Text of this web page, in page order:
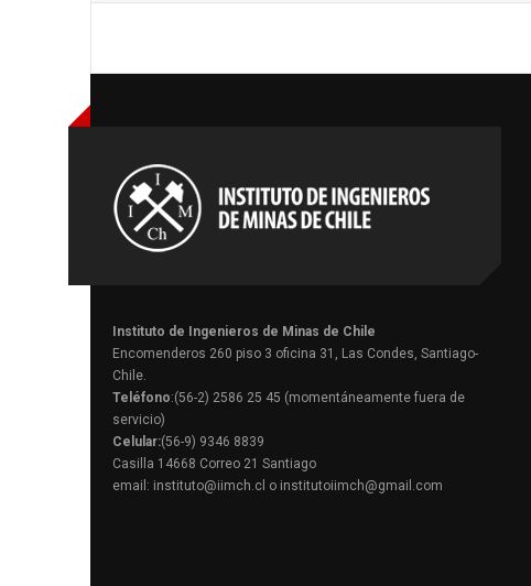
Instituto de Ingenieros de Minas de Chile
Encomenderos 260 piso 3 oficina 31, Las Condes, Santiago-
Chile.
Teléfono:(56-2) 2586 25 45 (momentáneamente fuera de
servicio)
Celular:(56-9) 9346 8839
Casilla 14668 Correo 21 Santiago
email: instituto@iimch.cl o institutoiimch@gmail.com